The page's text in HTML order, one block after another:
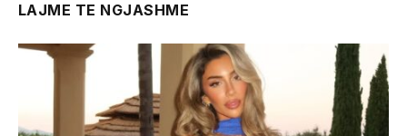
LAJME TE NGJASHME